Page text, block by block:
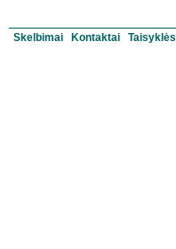
Skelbimai Kontaktai Taisyklės